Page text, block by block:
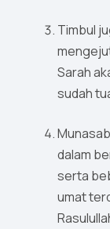
Timbul
Sarah
sudah
dalam
serta
umat